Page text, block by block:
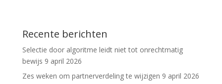
Recente berichten
Selectie door algoritme leidt niet tot onrechtmatig
bewijs 9 april 2026
Zes weken om partnerverdeling te wijzigen 9 april 2026